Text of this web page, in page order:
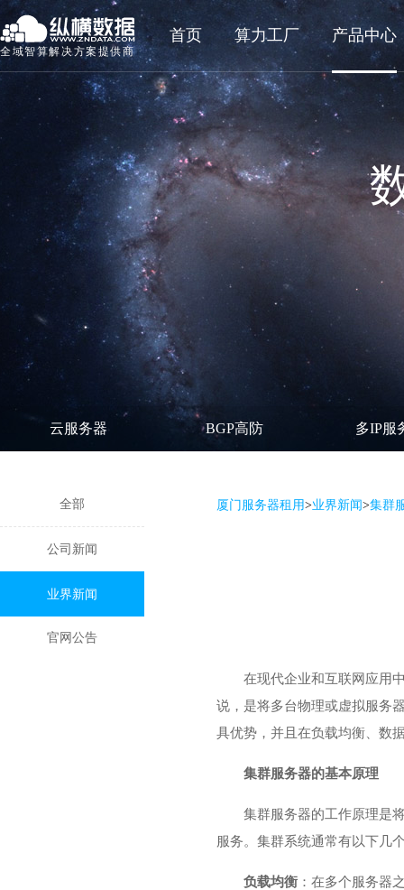
全域智算解决方案提供商
首页 算力工厂 产品中心
云服务器 BGP高防 多IP服
全部
公司新闻
业界新闻
官网公告
厦门服务器租用>业界新闻>集群
在现代企业和互联网应用
说，是将多台物理或虚拟服务
具优势，并且在负载均衡、数
集群服务器的基本原理
集群服务器的工作原理是
服务。集群系统通常有以下几
负载均衡 ：在多个服务器